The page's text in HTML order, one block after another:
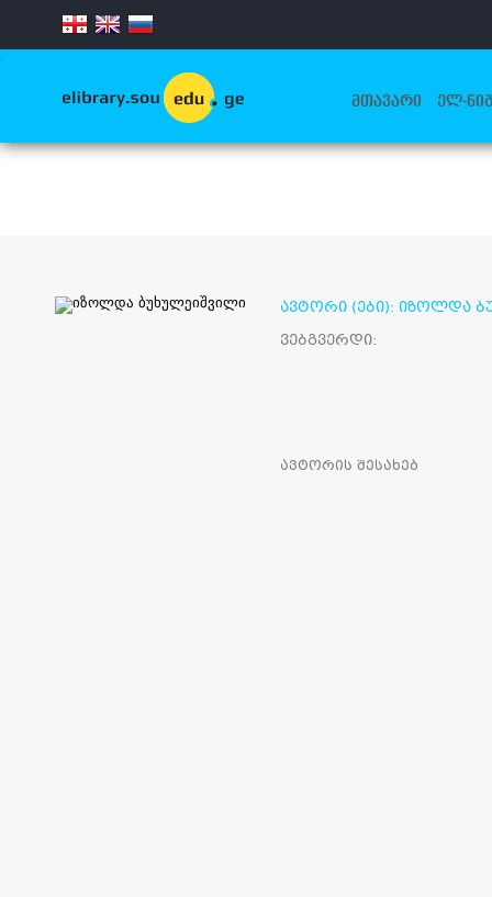
.
ᲛᲗᲐᲕᲐᲠᲘ ᲔᲚ-
ავტორი (ები): იზოლდა
ვებგვერდი:
ავტორის შესახებ